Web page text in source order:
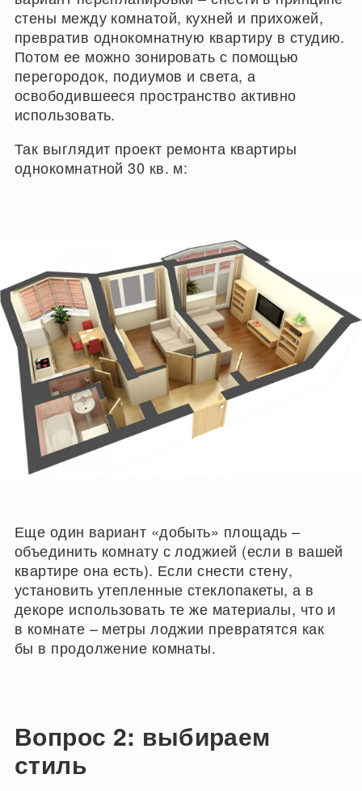
стены между комнатой, кухней и прихожей,
превратив однокомнатную квартиру в студию.
Потом ее можно зонировать с помощью
перегородок, подиумов и света, а
освободившееся пространство активно
использовать.
Так выглядит проект ремонта квартиры
однокомнатной 30 кв. м:
Еще один вариант «добыть» площадь –
объединить комнату с лоджией (если в вашей
квартире она есть). Если снести стену,
установить утепленные стеклопакеты, а в
декоре использовать те же материалы, что и
в комнате – метры лоджии превратятся как
бы в продолжение комнаты.
Вопрос 2: выбираем
стиль